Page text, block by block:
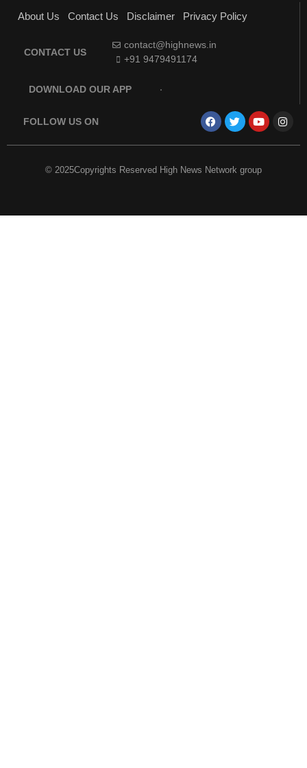
About Us Contact Us Disclaimer Privacy Policy
CONTACT US
contact@highnews.in
+91 9479491174
DOWNLOAD OUR APP
FOLLOW US ON
© 2025Copyrights Reserved High News Network group